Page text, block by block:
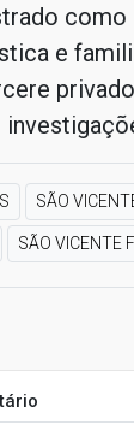
como
e
SÃO
SÃO VICENTE